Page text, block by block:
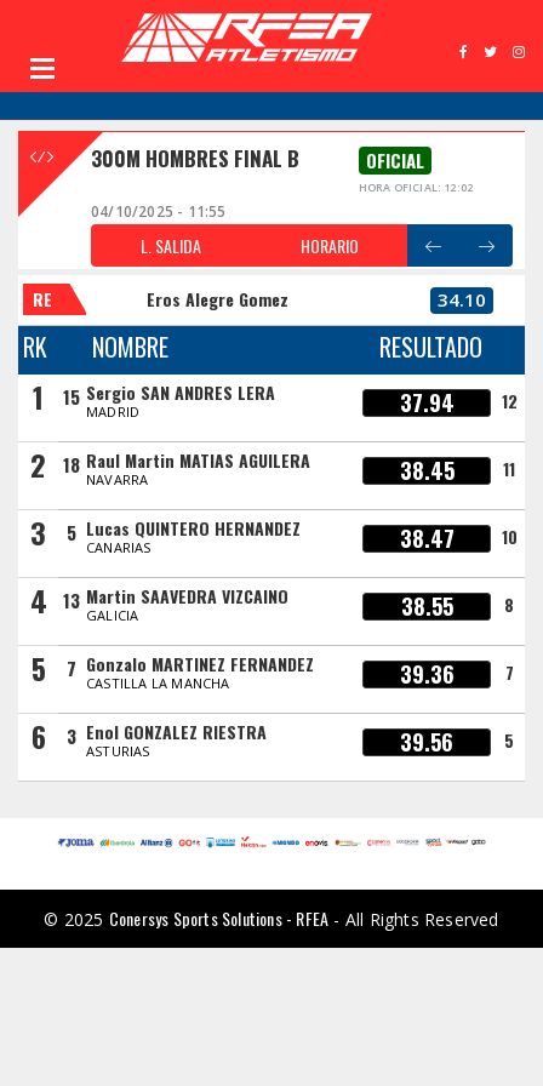
300M HOMBRES FINAL B OFICIAL
HORA OFICIAL: 12:02
04/10/2025 - 11:55
L. SALIDA HORARIO
RE Eros Alegre Gomez 34.10
RK NOMBRE RESULTADO
1 15 Sergio SAN ANDRES LERA
MADRID 37.94 12
2 18 Raul Martin MATIAS AGUILERA
NAVARRA 38.45 11
3 5 Lucas QUINTERO HERNANDEZ
CANARIAS 38.47 10
4 13 Martin SAAVEDRA VIZCAINO
GALICIA 38.55 8
5 7 Gonzalo MARTINEZ FERNANDEZ
CASTILLA LA MANCHA 39.36 7
6 3 Enol GONZALEZ RIESTRA
ASTURIAS 39.56 5
© 2025 Conersys Sports Solutions - RFEA - All Rights Reserved